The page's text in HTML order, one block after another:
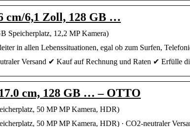
cm/6,1 Zoll, 128 GB …
Speicherplatz, 12,2 MP Kamera)
in allen Lebenssituationen, egal ob zum Surfen,
Versand ✔ Kauf auf Rechnung und Raten ✔ Erfülle
cm, 128 GB … – OTTO
50 MP MP Kamera, HDR)
50 MP MP Kamera, HDR) · CO2-neutraler